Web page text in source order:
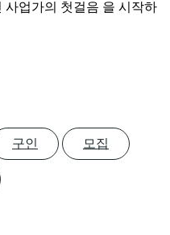
사업가의 첫걸음 을 시작하
구인 모집